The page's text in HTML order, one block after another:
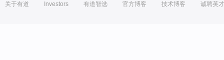
关于有道 Investors 有道智选 官方博客 技术博客 诚聘英才